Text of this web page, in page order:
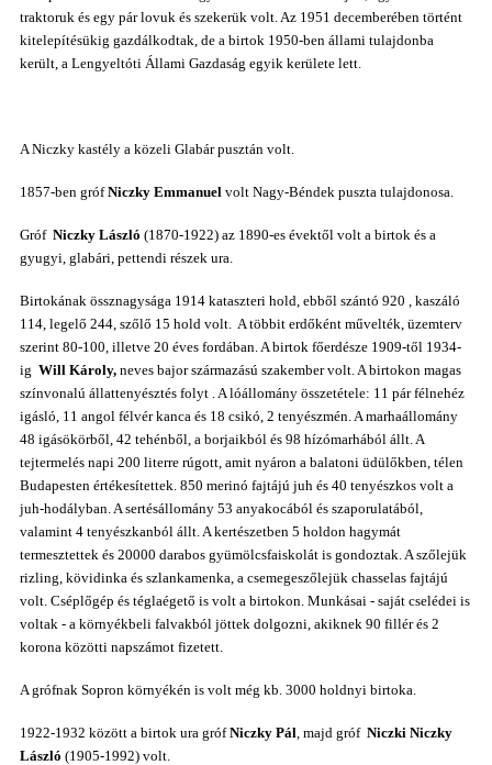
traktoruk és egy pár lovuk és szekerük volt. Az 1951 decemberében történt
kitelepítésükig gazdálkodtak, de a birtok 1950-ben állami tulajdonba
került, a Lengyeltóti Állami Gazdaság egyik kerülete lett.
A Niczky kastély a közeli Glabár pusztán volt.
1857-ben grófNiczky Emmanuel volt Nagy-Béndek puszta tulajdonosa.
Gróf Niczky László (1870-1922) az 1890-es évektől volt a birtok és a
gyugyi, glabári, pettendi részek ura
Birtokának össznagysága 1914 kataszteri hold, ebből szántó 920 , kaszáló
114, legelő 244, szőlő 15 hold volt. A többit erdőként művelték, üzemterv
szerint 80-100, illetve 20 éves fordában. A birtok főerdésze 1909-től 1934-
ig Will Károly, neves bajor származású szakember volt. A birtokon magas
színvonalú állattenyésztés folyt . A lóállomány összetétele: 11 pár félnehéz
igásló, 11 angol félvér kanca és 18 csikó, 2 tenyészmén. A marhaállomány
48 igásökörből, 42 tehénből, a borjaikból és 98 hízómarhából állt. A
tejtermelés napi 200 literre rúgott, amit nyáron a balatoni üdülőkben, télen
Budapesten értékesítettek. 850 merinó fajtájú juh és 40 tenyészkos volt a
juh-hodályban. A sertésállomány 53 anyakocából és szaporulatából,
valamint 4 tenyészkanból állt. A kertészetben 5 holdon hagymát
termesztettek és 20000 darabos gyümölcsfaiskolát is gondoztak. A szőlejük
rizling, kövidinka és szlankamenka, a csemegeszőlejük chasselas fajtájú
volt. Cséplőgép és téglaégető is volt a birtokon. Munkásai - saját cselédei is
voltak - a környékbeli falvakból jöttek dolgozni, akiknek 90 fillér és 2
korona közötti napszámot fizetett.
A grófnak Sopron környékén is volt még kb. 3000 holdnyi birtoka.
1922-1932 között a birtok ura grófNiczky Pál , majd gróf Niczki Niczky
László (1905-1992) volt.